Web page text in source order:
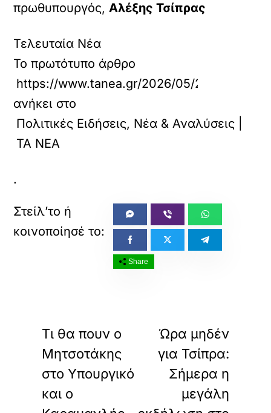
πρωθυπουργός,Αλέξης Τσίπρας
Τελευταία Νέα
Το πρωτότυπο άρθρο
https://www.tanea.gr/2026/05/26/politics/
ανήκει στο
Πολιτικές Ειδήσεις, Νέα & Αναλύσεις |
ΤΑ ΝΕΑ
.
Share
Τι θα πουν ο
Μητσοτάκης
στο Υπουργικό
και ο
Ώρα μηδέν
για Τσίπρα:
Σήμερα η
μεγάλη